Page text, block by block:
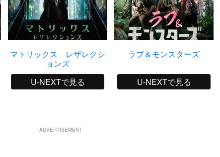
マトリックス レザレクシ
ョンズ
U-NEXTで見る
ラブ＆モンスターズ
U-NEXTで見る
ADVERTISEMENT